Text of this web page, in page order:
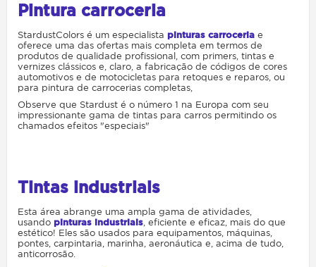
Pintura carroceria
StardustColors é um especialista pinturas carroceria e
oferece uma das ofertas mais completa em termos de
produtos de qualidade profissional, com primers, tintas e
vernizes clássicos e, claro, a fabricação de códigos de cores
automotivos e de motocicletas para retoques e reparos, ou
para pintura de carrocerias completas,
Observe que Stardust é o número 1 na Europa com seu
impressionante gama de tintas para carros permitindo os
chamados efeitos "especiais"
Tintas industriais
Esta área abrange uma ampla gama de atividades,
usando pinturas industriais, eficiente e eficaz, mais do que
estético! Eles são usados ​​para equipamentos, máquinas,
pontes, carpintaria, marinha, aeronáutica e, acima de tudo,
anticorrosão.